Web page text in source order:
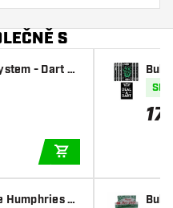
S
- Dart S
Humphries Si